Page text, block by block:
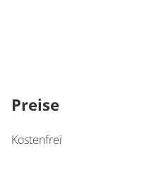
Preise
Kostenfrei